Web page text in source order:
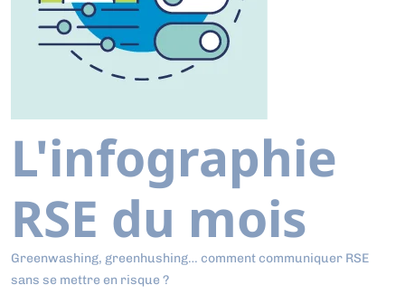
L'infographie
RSE du mois
Greenwashing, greenhushing… comment communiquer RSE
sans se mettre en risque ?